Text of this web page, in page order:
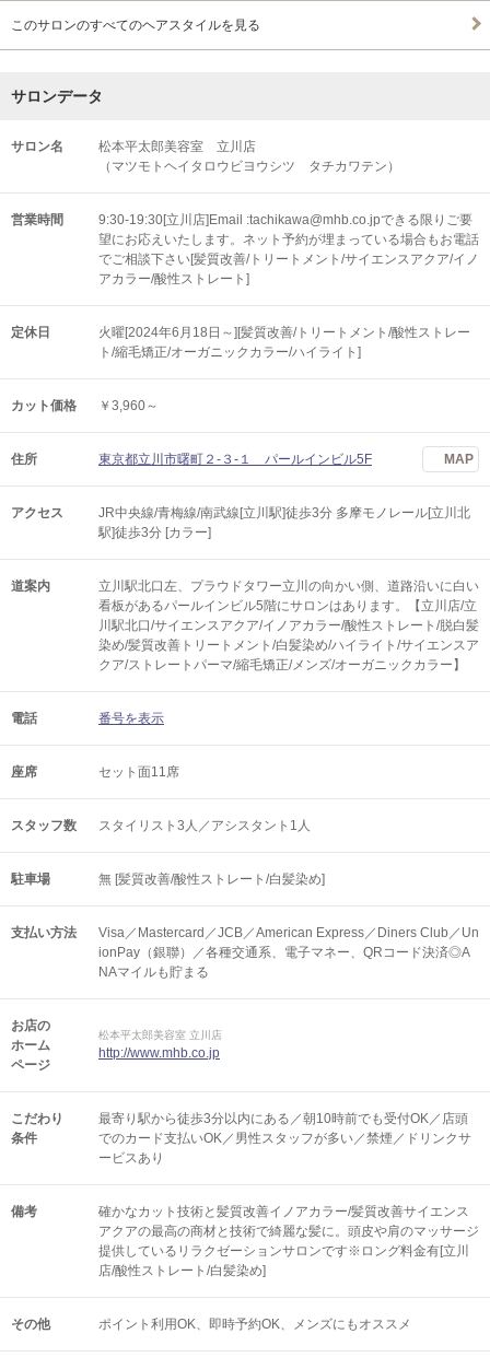
このサロンのすべてのヘアスタイルを見る
サロンデータ
サロン名
松本平太郎美容室 立川店
（マツモトヘイタロウビヨウシツ タチカワテン）
営業時間
9:30-19:30[立川店]Email :tachikawa@mhb.co.jpできる限りご要
望にお応えいたします。ネット予約が埋まっている場合もお電話
でご相談下さい[髪質改善/トリートメント/サイエンスアクア/イノ
アカラー/酸性ストレート]
定休日
火曜[2024年6月18日～][髪質改善/トリートメント/酸性ストレー
ト/縮毛矯正/オーガニックカラー/ハイライト]
カット価格 ￥3,960～
住所 東京都立川市曙町２-３-１ パールインビル5F MAP
アクセス
JR中央線/青梅線/南武線[立川駅]徒歩3分 多摩モノレール[立川北
駅]徒歩3分 [カラー]
道案内
立川駅北口左、プラウドタワー立川の向かい側、道路沿いに白い
看板があるパールインビル5階にサロンはあります。【立川店/立
川駅北口/サイエンスアクア/イノアカラー/酸性ストレート/脱白髪
染め/髪質改善トリートメント/白髪染め/ハイライト/サイエンスア
クア/ストレートパーマ/縮毛矯正/メンズ/オーガニックカラー】
電話 番号を表示
座席 セット面11席
スタッフ数 スタイリスト3人／アシスタント1人
駐車場 無 [髪質改善/酸性ストレート/白髪染め]
支払い方法
Visa／Mastercard／JCB／American Express／Diners Club／Un
ionPay（銀聯）／各種交通系、電子マネー、QRコード決済◎A
NAマイルも貯まる
お店の
ホーム
ページ
松本平太郎美容室 立川店
http://www.mhb.co.jp
こだわり
条件
最寄り駅から徒歩3分以内にある／朝10時前でも受付OK／店頭
でのカード支払いOK／男性スタッフが多い／禁煙／ドリンクサ
ービスあり
備考
確かなカット技術と髪質改善イノアカラー/髪質改善サイエンス
アクアの最高の商材と技術で綺麗な髪に。頭皮や肩のマッサージ
提供しているリラクゼーションサロンです※ロング料金有[立川
店/酸性ストレート/白髪染め]
その他 ポイント利用OK 即時予約OK メンズにもオススメ